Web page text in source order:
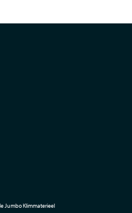
Jumbo Klimmaterieel